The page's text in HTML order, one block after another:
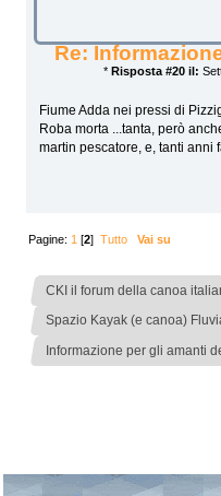
Re:
* Risposta #20 il:
Fiume Adda nei pressi di
Roba morta ...tanta, però
martin pescatore, e, tanti anni
Pagine: 1 [2]Tutto
Vai su
CKI il forum della canoa
Spazio Kayak (e canoa)
Informazione per gli amanti